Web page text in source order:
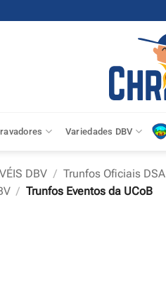
Variedades DBV
DBV / Trunfos Oficiais DSA
/ Trunfos Eventos da UCoB